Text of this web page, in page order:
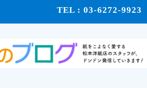
TEL : 03-6272-9923